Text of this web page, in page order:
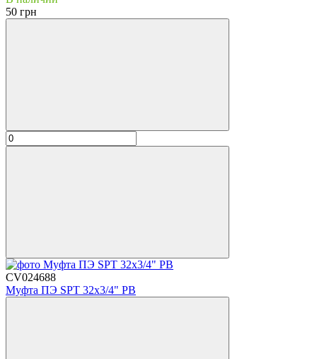
50 грн
CV024688
Муфта ПЭ SPT 32х3/4" РВ